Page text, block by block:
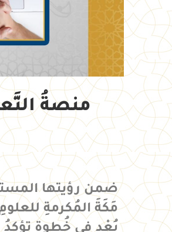
منصةُ
ضمن رؤيتها
مَكَةَ المُكرمةِ